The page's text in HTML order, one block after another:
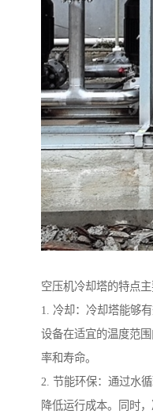
空压机冷却塔的特点
1. 冷却：冷却塔能够
设备在适宜的温度范
率和寿命。
2. 节能环保：通过水
降低运行成本。同时